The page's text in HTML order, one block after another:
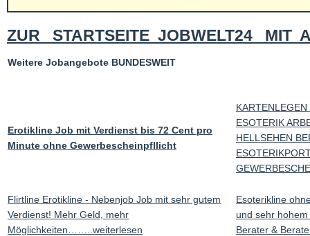
ZUR STARTSEITE JOBWELT24 MIT
Weitere Jobangebote BUNDESWEIT
Erotikline Job mit Verdienst bis 72 Cent pro
Minute ohne Gewerbescheinpfllicht
ESOTERIK
HELLSEHEN
Flirtline Erotikline - Nebenjob Job mit sehr gutem
Verdienst! Mehr Geld, mehr
Möglichkeiten……..weiterlesen
Esoterikline
und sehr
Berater &